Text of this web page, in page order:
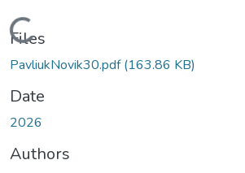
Loading...
Files
PavliukNovik30.pdf(163.86 KB)
Date
2026
Authors